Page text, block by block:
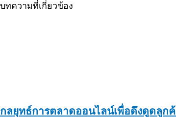
บทความที่เกี่ยวข้อง
กลยุทธ์การตลาดออนไลน์เพื่อดึงดูดลูก